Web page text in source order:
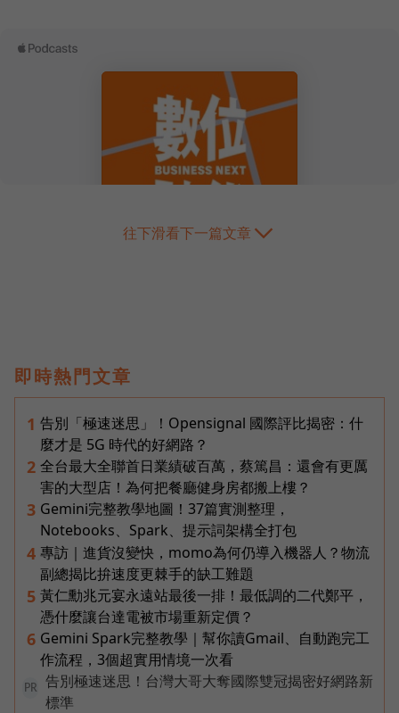
往下滑看下一篇文章
即時熱門文章
1 告別「極速迷思」！Opensignal 國際評比揭密：什
麼才是 5G 時代的好網路？
2 全台最大全聯首日業績破百萬，蔡篤昌：還會有更厲
害的大型店！為何把餐廳健身房都搬上樓？
3 Gemini完整教學地圖！37篇實測整理，
Notebooks、Spark、提示詞架構全打包
4 專訪｜進貨沒變快，momo為何仍導入機器人？物流
副總揭比拚速度更棘手的缺工難題
5 黃仁勳兆元宴永遠站最後一排！最低調的二代鄭平，
憑什麼讓台達電被市場重新定價？
6 Gemini Spark完整教學｜幫你讀Gmail、自動跑完工
作流程，3個超實用情境一次看
PR
告別極速迷思！台灣大哥大奪國際雙冠揭密好網路新
標準